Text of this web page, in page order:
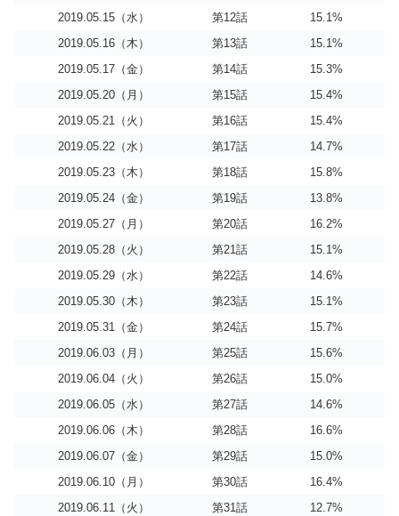
2019.05.15（水）
第12話
15.1%
2019.05.16（木）
第13話
15.1%
2019.05.17（金）
第14話
15.3%
2019.05.20（月）
第15話
15.4%
2019.05.21（火）
第16話
15.4%
2019.05.22（水）
第17話
14.7%
2019.05.23（木）
第18話
15.8%
2019.05.24（金）
第19話
13.8%
2019.05.27（月）
第20話
16.2%
2019.05.28（火）
第21話
15.1%
2019.05.29（水）
第22話
14.6%
2019.05.30（木）
第23話
15.1%
2019.05.31（金）
第24話
15.7%
2019.06.03（月）
第25話
15.6%
2019.06.04（火）
第26話
15.0%
2019.06.05（水）
第27話
14.6%
2019.06.06（木）
第28話
16.6%
2019.06.07（金）
第29話
15.0%
2019.06.10（月）
第30話
16.4%
2019.06.11（火）
第31話 12.7%